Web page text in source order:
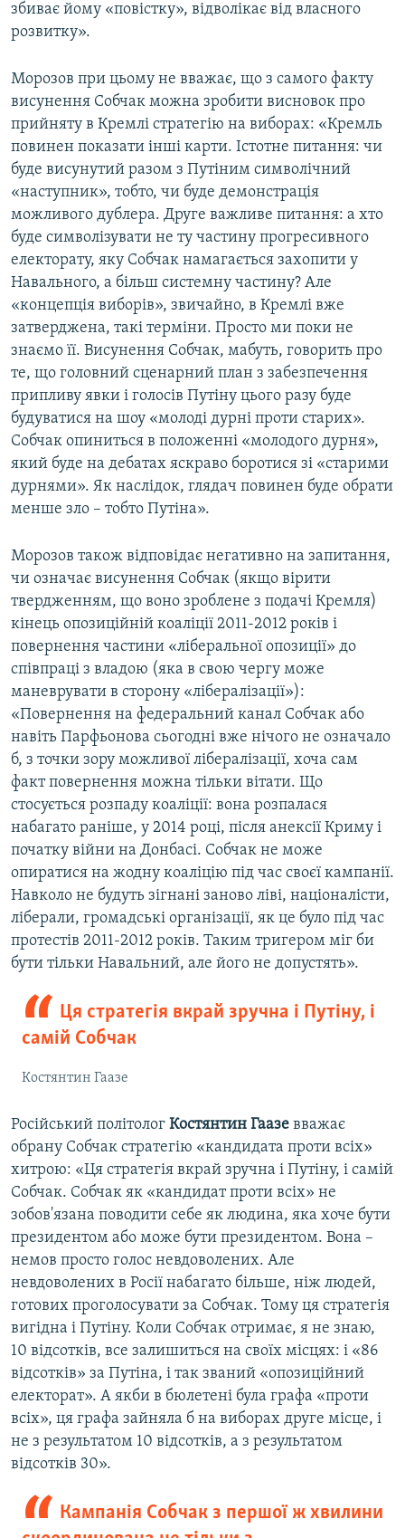
збиває йому «повістку», відволікає від власного
розвитку».
Морозов при цьому не вважає, що з самого факту
висунення Собчак можна зробити висновок про
прийняту в Кремлі стратегію на виборах: «Кремль
повинен показати інші карти. Істотне питання: чи
буде висунутий разом з Путіним символічний
«наступник», тобто, чи буде демонстрація
можливого дублера. Друге важливе питання: а хто
буде символізувати не ту частину прогресивного
електорату, яку Собчак намагається захопити у
Навального, а більш системну частину? Але
«концепція виборів», звичайно, в Кремлі вже
затверджена, такі терміни. Просто ми поки не
знаємо її. Висунення Собчак, мабуть, говорить про
те, що головний сценарний план з забезпечення
припливу явки і голосів Путіну цього разу буде
будуватися на шоу «молоді дурні проти старих».
Собчак опиниться в положенні «молодого дурня»,
який буде на дебатах яскраво боротися зі «старими
дурнями». Як наслідок, глядач повинен буде обрати
менше зло – тобто Путіна».
Морозов також відповідає негативно на запитання,
чи означає висунення Собчак (якщо вірити
твердженням, що воно зроблене з подачі Кремля)
кінець опозиційній коаліції 2011-2012 років і
повернення частини «ліберальної опозиції» до
співпраці з владою (яка в свою чергу може
маневрувати в сторону «лібералізації»):
«Повернення на федеральний канал Собчак або
навіть Парфьонова сьогодні вже нічого не означало
б, з точки зору можливої лібералізації, хоча сам
факт повернення можна тільки вітати. Що
стосується розпаду коаліції: вона розпалася
набагато раніше, у 2014 році, після анексії Криму і
початку війни на Донбасі. Собчак не може
опиратися на жодну коаліцію під час своєї кампанії.
Навколо не будуть зігнані заново ліві, націоналісти,
ліберали, громадські організації, як це було під час
протестів 2011-2012 років. Таким тригером міг би
бути тільки Навальний, але його не допустять».
Ця стратегія вкрай зручна і Путіну, і
самій Собчак
Костянтин Гаазе
Російський політолог Костянтин Гаазе вважає
обрану Собчак стратегію «кандидата проти всіх»
хитрою: «Ця стратегія вкрай зручна і Путіну, і самій
Собчак. Собчак як «кандидат проти всіх» не
зобов'язана поводити себе як людина, яка хоче бути
президентом або може бути президентом. Вона –
немов просто голос невдоволених. Але
невдоволених в Росії набагато більше, ніж людей,
готових проголосувати за Собчак. Тому ця стратегія
вигідна і Путіну. Коли Собчак отримає, я не знаю,
10 відсотків, все залишиться на своїх місцях: і «86
відсотків» за Путіна, і так званий «опозиційний
електорат». А якби в бюлетені була графа «проти
всіх», ця графа зайняла б на виборах друге місце, і
не з результатом 10 відсотків, а з результатом
відсотків 30».
Кампанія Собчак з першої ж хвилини